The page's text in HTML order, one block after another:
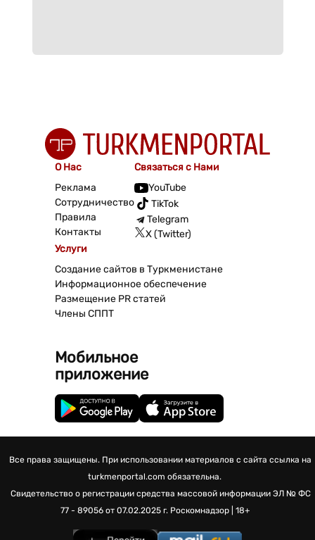
О Нас
Реклама
Сотрудничество
Правила
Контакты
Связаться с Нами
YouTube
TikTok
Telegram
X (Twitter)
Услуги
Создание сайтов в Туркменистане
Информационное обеспечение
Размещение PR статей
Члены СППТ
Мобильное
приложение
Все права защищены. При использовании материалов с сайта ссылка на
turkmenportal.com обязательна.
Свидетельство о регистрации средства массовой информации ЭЛ № ФС
77 - 89056 от 07.02.2025 г. Роскомнадзор | 18+